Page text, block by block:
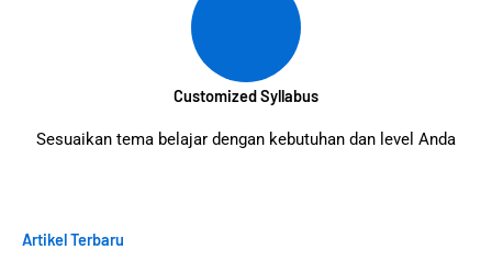
Customized Syllabus
Sesuaikan tema belajar dengan kebutuhan dan level Anda
Artikel Terbaru